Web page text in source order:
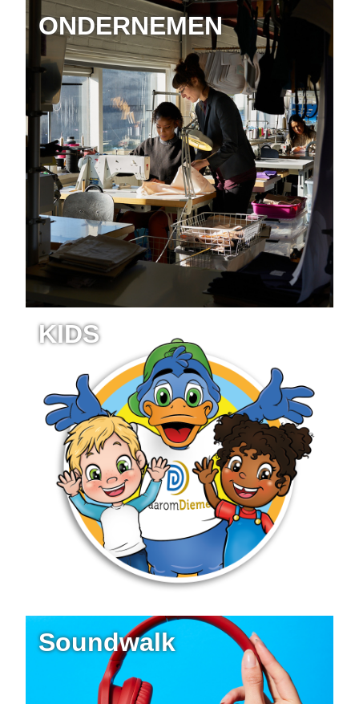
ONDERNEMEN
KIDS
Soundwalk